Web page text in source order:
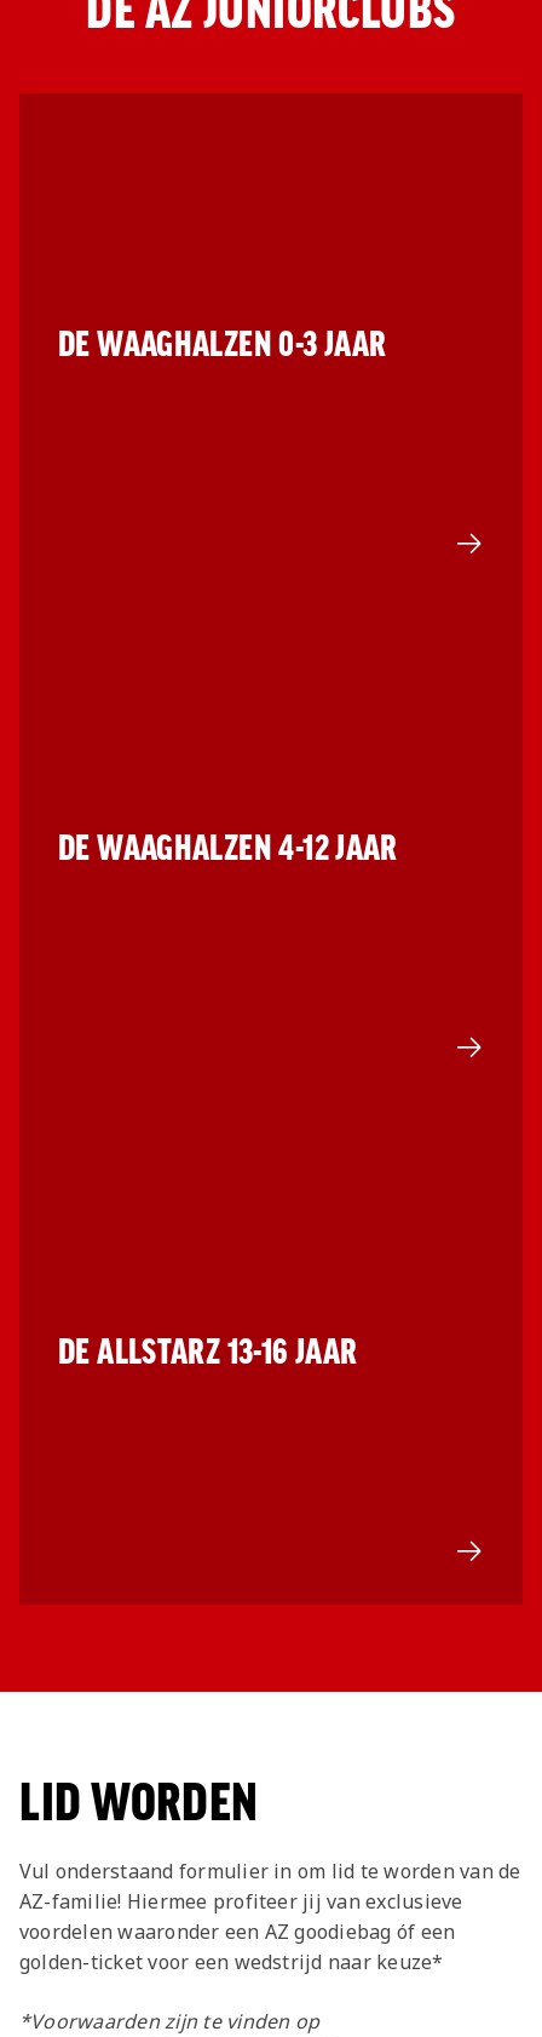
Jong AZ
DE WAAGHALZEN 0-3 JAAR
Ga naar
DE WAAGHALZEN 4-12 JAAR
Ga naar
DE ALLSTARZ 13-16 JAAR
Ga naar
LID WORDEN
Vul onderstaand formulier in om lid te worden van de
AZ-familie! Hiermee profiteer jij van exclusieve
voordelen waaronder een AZ goodiebag óf een
golden-ticket voor een wedstrijd naar keuze*
*Voorwaarden zijn te vinden op